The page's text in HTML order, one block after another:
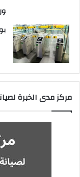
مركز مدى الخبرة